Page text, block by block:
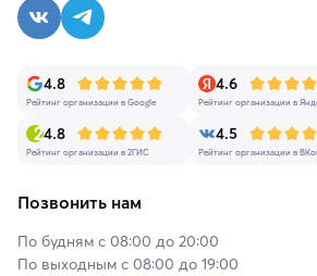
4.8
Рейтинг организации в Google
4.6
Рейтинг организации в
4.8
Рейтинг организации в 2ГИС
4.5
Рейтинг организации в
Позвонить нам
По будням с 08:00 до 20:00
По выходным с 08:00 до 19:00